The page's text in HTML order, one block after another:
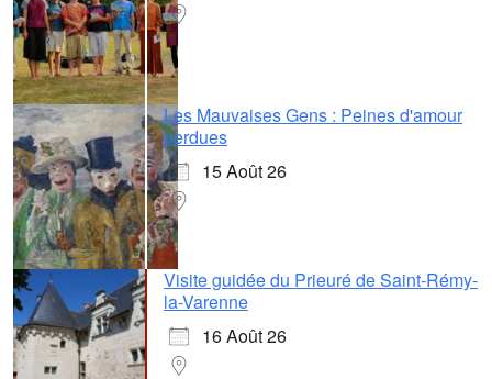
Les Mauvaises Gens : Peines d'amour
perdues
15 Août 26
Visite guidée du Prieuré de Saint-Rémy-
la-Varenne
16 Août 26